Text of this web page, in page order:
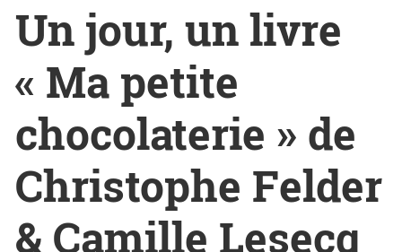
Un jour, un livre
« Ma petite
chocolaterie » de
Christophe Felder
& Camille Lesecq